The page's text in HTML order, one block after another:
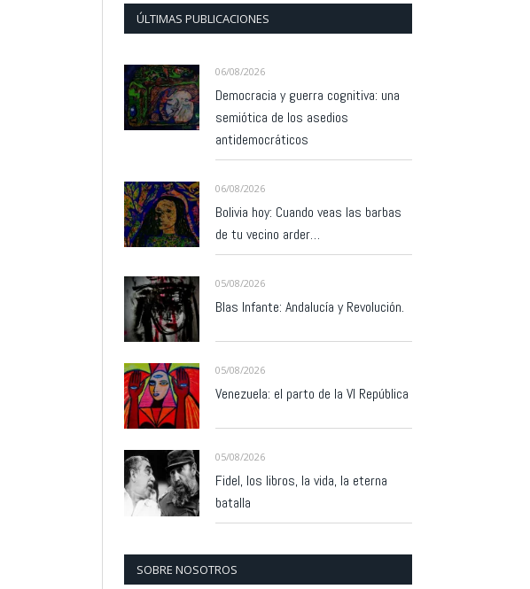
ÚLTIMAS PUBLICACIONES
06/08/2026
Democracia y guerra cognitiva: una
semiótica de los asedios
antidemocráticos
06/08/2026
Bolivia hoy: Cuando veas las barbas
de tu vecino arder…
05/08/2026
Blas Infante: Andalucía y Revolución.
05/08/2026
Venezuela: el parto de la VI República
05/08/2026
Fidel, los libros, la vida, la eterna
batalla
SOBRE NOSOTROS